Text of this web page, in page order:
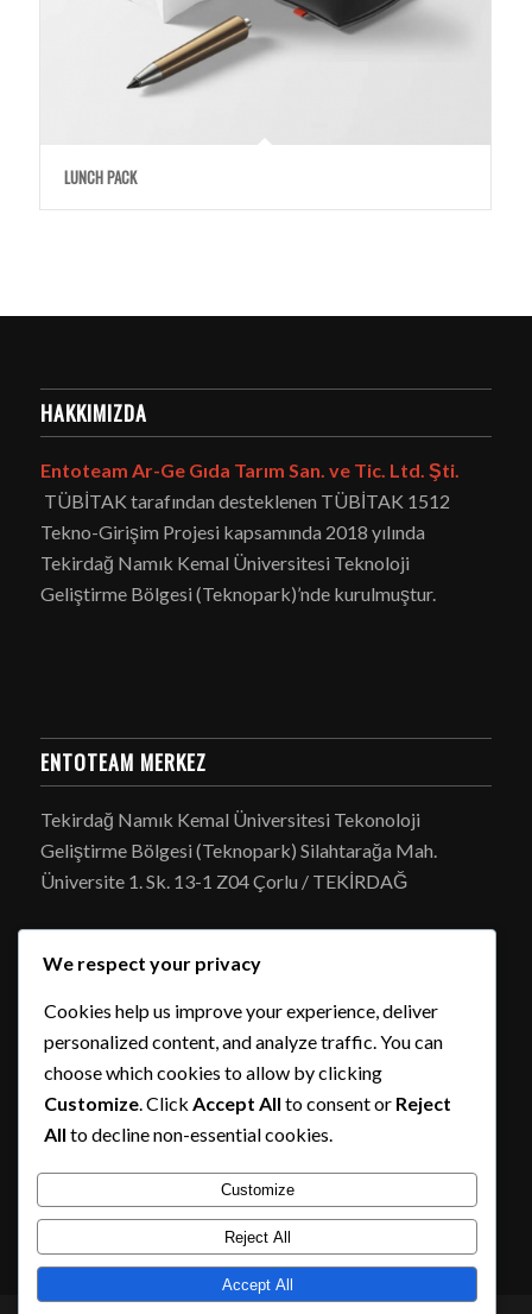
LUNCH PACK
HAKKIMIZDA
Entoteam Ar-Ge Gıda Tarım San. ve Tic. Ltd. Şti.
TÜBİTAK tarafından desteklenen TÜBİTAK 1512
Tekno-Girişim Projesi kapsamında 2018 yılında
Tekirdağ Namık Kemal Üniversitesi Teknoloji
Geliştirme Bölgesi (Teknopark)’nde kurulmuştur.
ENTOTEAM MERKEZ
Tekirdağ Namık Kemal Üniversitesi Tekonoloji
Geliştirme Bölgesi (Teknopark) Silahtarağa Mah.
Üniversite 1. Sk. 13-1 Z04 Çorlu / TEKİRDAĞ
ENTOTEAM ŞUBE
Entoteam Ar-Ge Gıda Tarım San. Ve Tic. Ltd. Şti.
Şazibey mah. 64014 Sok. 16/A Onikişubat /
KAHRAMANMARAŞ
We respect your privacy
Cookies help us improve your experience, deliver
personalized content, and analyze traffic. You can
choose which cookies to allow by clicking
Customize. Click Accept All to consent or Reject
All to decline non-essential cookies.
Customize
Reject All
Accept All